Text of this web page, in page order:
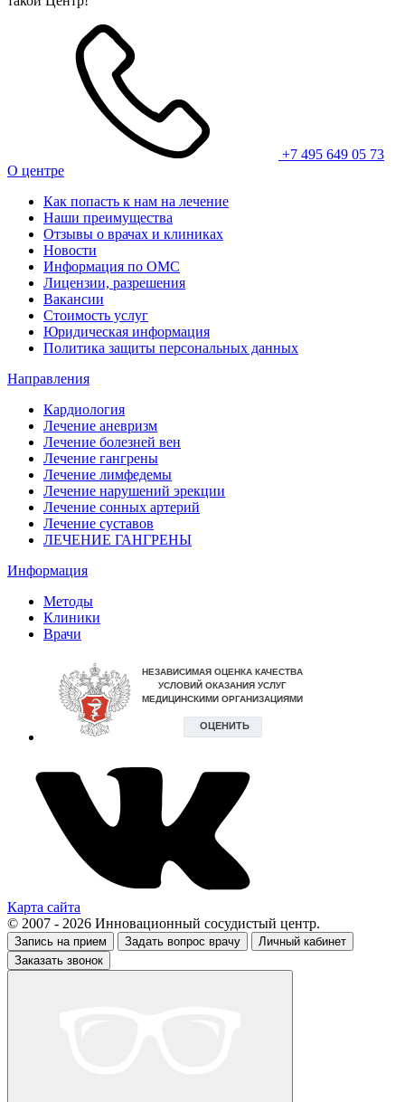
+7 495 649 05 73
О центре
Как попасть к нам на лечение
Наши преимущества
Отзывы о врачах и клиниках
Новости
Информация по ОМС
Лицензии, разрешения
Вакансии
Стоимость услуг
Юридическая информация
Политика защиты персональных данных
Направления
Кардиология
Лечение аневризм
Лечение болезней вен
Лечение гангрены
Лечение лимфедемы
Лечение нарушений эрекции
Лечение сонных артерий
Лечение суставов
ЛЕЧЕНИЕ ГАНГРЕНЫ
Информация
Методы
Клиники
Врачи
Карта сайта
© 2007 - 2026 Инновационный сосудистый центр.
Запись на прием Задать вопрос врачу
Личный кабинет
Заказать звонок